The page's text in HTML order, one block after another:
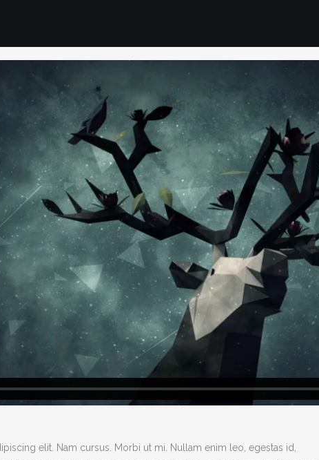
elit. Nam cursus. Morbi ut mi. Nullam enim leo, egestas id,